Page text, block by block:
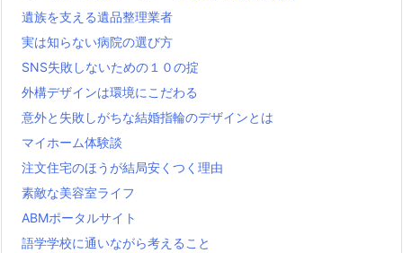
遺族を支える遺品整理業者
実は知らない病院の選び方
SNS失敗しないための１０の掟
外構デザインは環境にこだわる
意外と失敗しがちな結婚指輪のデザインとは
マイホーム体験談
注文住宅のほうが結局安くつく理由
素敵な美容室ライフ
ABMポータルサイト
語学学校に通いながら考えること